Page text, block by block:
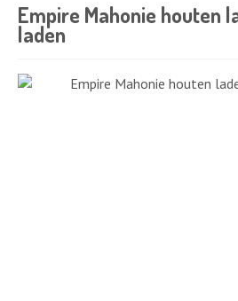
Empire Mahonie houten
laden